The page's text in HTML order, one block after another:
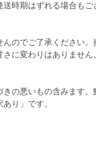
時期はずれる場合もご
のでご了承ください。
に変わりはありません。
の悪いもの含みます。
り」です。